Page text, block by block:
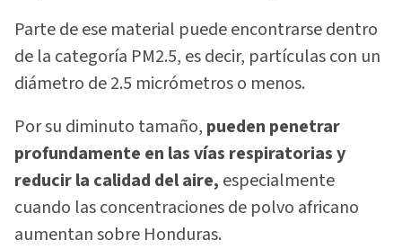
Parte de ese material puede encontrarse dentro
de la categoría PM2.5, es decir, partículas con un
diámetro de 2.5 micrómetros o menos.
Por su diminuto tamaño, pueden penetrar
profundamente en las vías respiratorias y
reducir la calidad del aire, especialmente
cuando las concentraciones de polvo africano
aumentan sobre Honduras.